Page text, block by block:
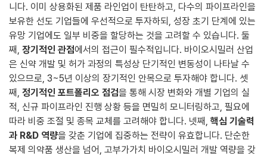
니다. 이미 상용화된 제품 라인업이 탄탄하고, 다수의 파이프라인을
보유한 선도 기업들에 우선적으로 투자하되, 성장 초기 단계에 있는
유망 기업에도 일부 비중을 할당하는 것을 고려할 수 있습니다. 둘
째, 장기적인 관점에서의 접근이 필수적입니다. 바이오시밀러 산업
은 신약 개발 및 허가 과정의 특성상 단기적인 변동성이 나타날 수
있으므로, 3~5년 이상의 장기적인 안목으로 투자해야 합니다. 셋
째, 정기적인 포트폴리오 점검을 통해 시장 변화와 개별 기업의 실
적, 신규 파이프라인 진행 상황 등을 면밀히 모니터링하고, 필요에
따라 비중 조절 및 종목 교체를 고려해야 합니다. 넷째, 핵심 기술력
과 R&D 역량을 갖춘 기업에 집중하는 전략이 유효합니다. 단순한
복제 의약품 생산을 넘어, 고부가가치 바이오시밀러 개발 역량을 갖